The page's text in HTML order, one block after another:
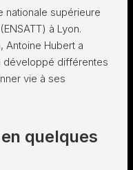
nationale supérieure
à Lyon.
Antoine Hubert a
développé différentes
vie à ses
quelques